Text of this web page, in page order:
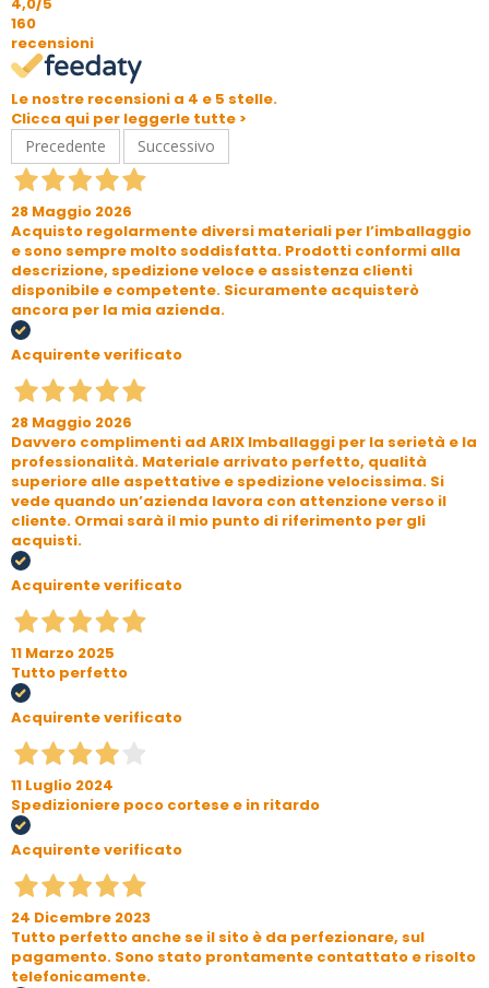
160
recensioni
Le nostre recensioni a 4 e 5 stelle.
Clicca qui per leggerle tutte >
Precedente
Successivo
28 Maggio 2026
Acquisto regolarmente diversi materiali per l’imballaggio
e sono sempre molto soddisfatta. Prodotti conformi alla
descrizione, spedizione veloce e assistenza clienti
disponibile e competente. Sicuramente acquisterò
ancora per la mia azienda.
Acquirente verificato
28 Maggio 2026
Davvero complimenti ad ARIX Imballaggi per la serietà e la
professionalità. Materiale arrivato perfetto, qualità
superiore alle aspettative e spedizione velocissima. Si
vede quando un’azienda lavora con attenzione verso il
cliente. Ormai sarà il mio punto di riferimento per gli
acquisti.
Acquirente verificato
11 Marzo 2025
Tutto perfetto
Acquirente verificato
11 Luglio 2024
Spedizioniere poco cortese e in ritardo
Acquirente verificato
24 Dicembre 2023
Tutto perfetto anche se il sito è da perfezionare, sul
pagamento. Sono stato prontamente contattato e risolto
telefonicamente.